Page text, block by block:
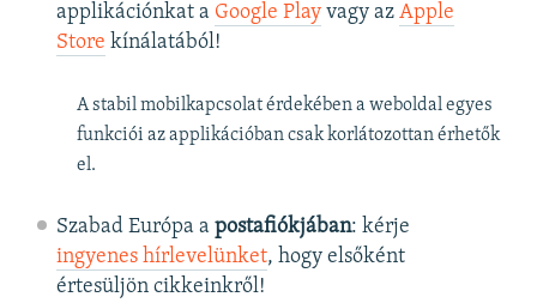
applikációnkat a Google Playvagy az Apple
Store kínálatából!
A stabil mobilkapcsolat érdekében a weboldal egyes
funkciói az applikációban csak korlátozottan érhetők
el.
Szabad Európa a postafiókjában: kérje
ingyenes hírlevelünket, hogy elsőként
értesüljön cikkeinkről!